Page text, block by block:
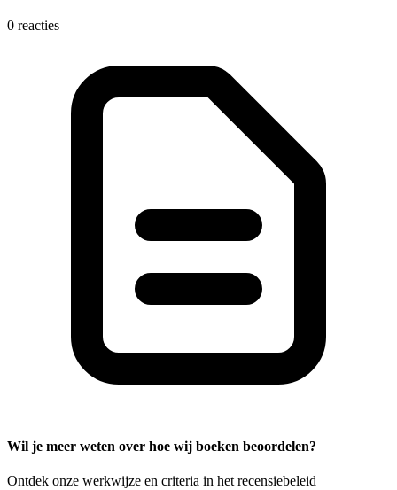
0 reacties
Wil je meer weten over hoe wij boeken beoordelen?
Ontdek onze werkwijze en criteria in het recensiebeleid